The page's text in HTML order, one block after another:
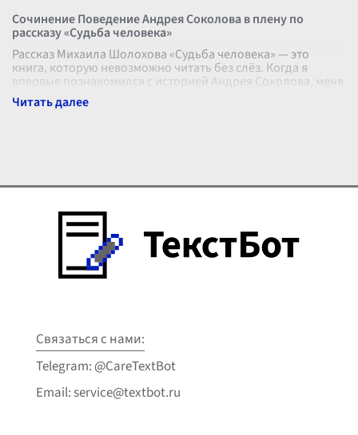
Сочинение Поведение Андрея Соколова в плену по
рассказу «Судьба человека»
Рассказ Михаила Шолохова «Судьба человека» — это
книга, которую невозможно читать без слёз. Когда я
впервые познакомился с историей Андрея Соколова, меня
поразило, как много горя м
Связаться с нами:
Telegram: @CareTextBot
Email: service@textbot.ru